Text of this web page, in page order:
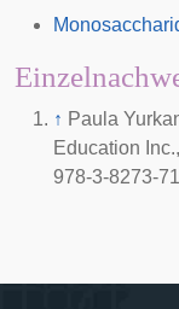
↑ Paula
Education
978-3-8273-